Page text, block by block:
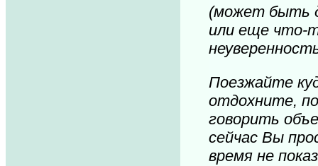
(может быть
или еще что-
Поезжайте
отдохните,
говорить
сейчас Вы
время не